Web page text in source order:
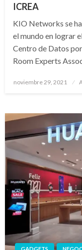
ICREA
KIO Networks se
el mundo en lograr
Centro de Datos
Room Experts
Publicado
noviembre 29, 2021
GADGETS